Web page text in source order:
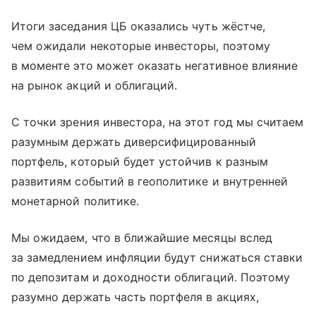
Итоги заседания ЦБ оказались чуть жёстче,
чем ожидали некоторые инвесторы, поэтому
в моменте это может оказать негативное влияние
на рынок акций и облигаций.
С точки зрения инвестора, на этот год мы считаем
разумным держать диверсифицированный
портфель, который будет устойчив к разным
развитиям событий в геополитике и внутренней
монетарной политике.
Мы ожидаем, что в ближайшие месяцы вслед
за замедлением инфляции будут снижаться ставки
по депозитам и доходности облигаций. Поэтому
разумно держать часть портфеля в акциях,